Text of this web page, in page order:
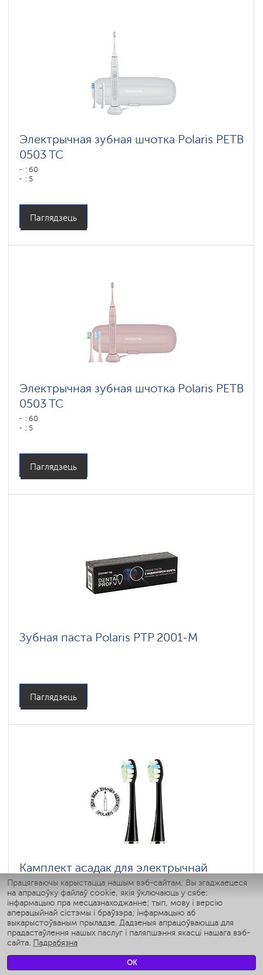
Працягваючы карыстацца нашым вэб-сайтам, Вы згаджаецеся
на апрацоўку файлаў cookie, якія ўключаюць у сябе:
інфармацыю пра месцазнаходжанне; тып, мову і версію
аперацыйнай сістэмы і браўзэра; інфармацыю аб
выкарыстоўваным прыладзе. Дадзеныя апрацоўваюцца для
прадастаўлення нашых паслуг і паляпшэння якасці нашага вэб-
сайта. Падрабязна
OK
Электрычная зубная шчотка Polaris PETB
0503 TC
: 60
: 5
Паглядзець
Электрычная зубная шчотка Polaris PETB
0503 TC
: 60
: 5
Паглядзець
Зубная паста Polaris PTP 2001-M
Паглядзець
Камплект асадак для электрычнай
зубной шчоткі Polaris TBH 0101 M (2)
Колер: Черный
: 5
Паглядзець